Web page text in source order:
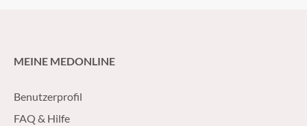
MEINE MEDONLINE
Benutzerprofil
FAQ & Hilfe